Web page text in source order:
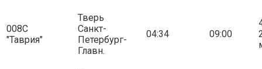
008С
"Таврия"
Тверь
Санкт-
Петербург-
Главн.
04:34 09:00